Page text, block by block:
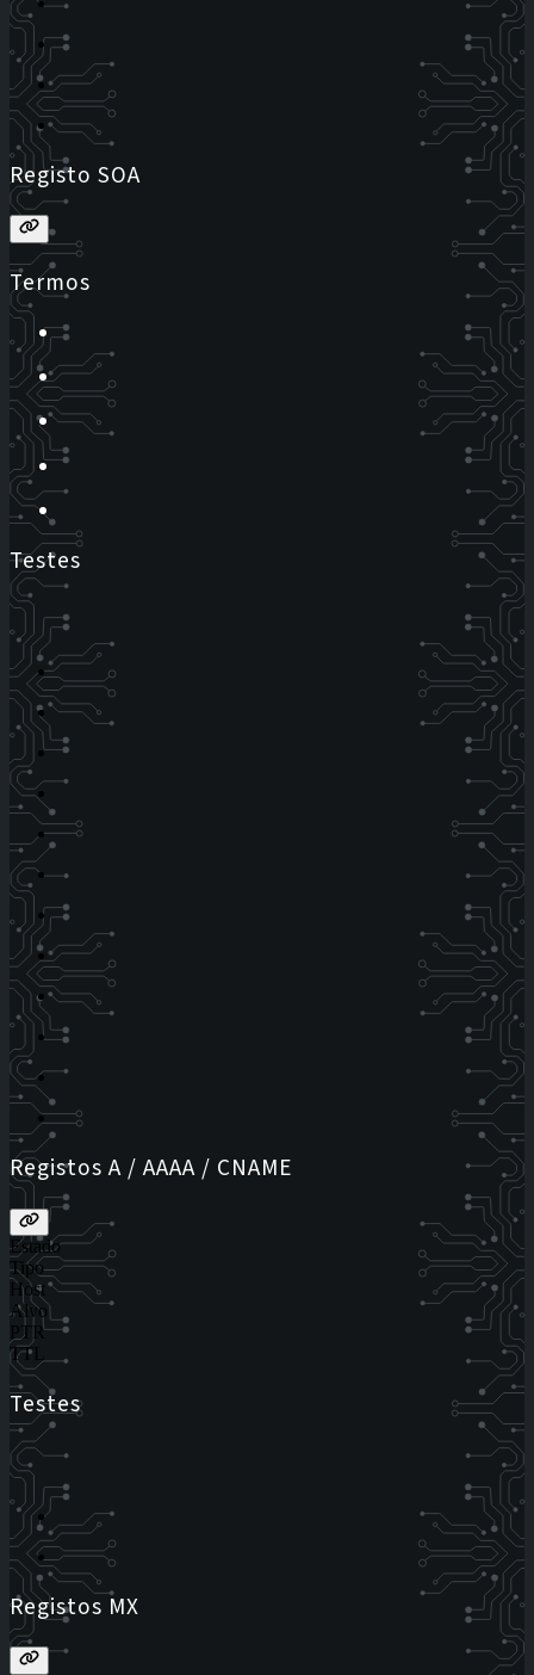
Registo SOA
Termos
Testes
Registos A / AAAA / CNAME
Estado
Tipo
Host
Alvo
PTR
TTL
Testes
Registos MX